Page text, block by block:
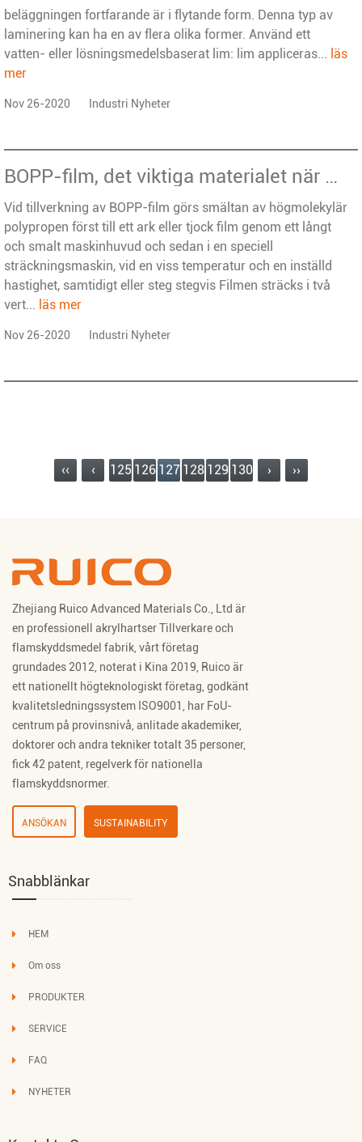
beläggningen fortfarande är i flytande form. Denna typ av
laminering kan ha en av flera olika former. Använd ett
vatten- eller lösningsmedelsbaserat lim: lim appliceras... läs
mer
Nov 26-2020 Industri Nyheter
BOPP-film, det viktiga materialet när man producerar mjukt paket
Vid tillverkning av BOPP-film görs smältan av högmolekylär
polypropen först till ett ark eller tjock film genom ett långt
och smalt maskinhuvud och sedan i en speciell
sträckningsmaskin, vid en viss temperatur och en inställd
hastighet, samtidigt eller steg stegvis Filmen sträcks i två
vert... läs mer
Nov 26-2020 Industri Nyheter
‹‹ ‹ 125 126 127 128 129 130 › ››
Zhejiang Ruico Advanced Materials Co., Ltd är
en professionell akrylhartser Tillverkareoch
flamskyddsmedel fabrik , vårt företag
grundades 2012, noterat i Kina 2019, Ruico är
ett nationellt högteknologiskt företag, godkänt
kvalitetsledningssystem ISO9001, har FoU-
centrum på provinsnivå, anlitade akademiker,
doktorer och andra tekniker totalt 35 personer,
fick 42 patent, regelverk för nationella
flamskyddsnormer.
ANSÖKAN SUSTAINABILITY
Snabblänkar
HEM
Om oss
PRODUKTER
SERVICE
FAQ
NYHETER